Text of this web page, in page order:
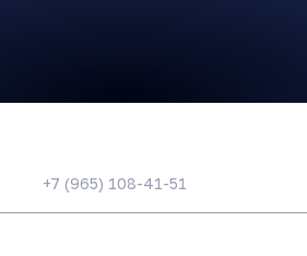
+7 (965) 108-41-51